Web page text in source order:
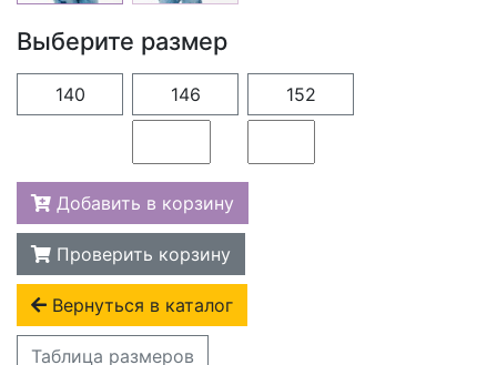
Выберите размер
140 146 152
Добавить в корзину
Проверить корзину
Вернуться в каталог
Таблица размеров